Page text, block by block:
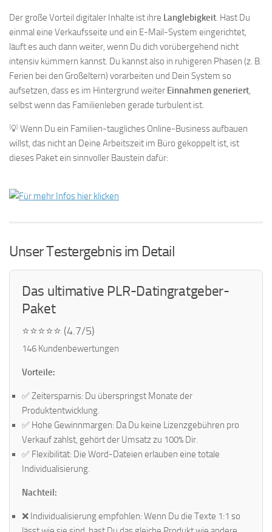
Der große Vorteil digitaler Inhalte ist ihre Langlebigkeit. Hast Du
einmal eine Verkaufsseite und ein E-Mail-System eingerichtet,
läuft es auch dann weiter, wenn Du dich vorübergehend nicht
intensiv kümmern kannst. Du kannst also in ruhigeren Phasen (z. B.
Ferien bei den Großeltern) vorarbeiten und Dein System so
aufsetzen, dass es im Hintergrund weiter Einnahmen generiert,
selbst wenn das Familienleben gerade turbulent ist.
💡 Wenn Du ein Familien-taugliches Online-Business aufbauen
willst, das nicht an Deine Arbeitszeit im Büro gekoppelt ist, ist
dieses Paket ein sinnvoller Baustein dafür:
Unser Testergebnis im Detail
Das ultimative PLR-Datingratgeber-
Paket
⭐⭐⭐⭐⭐ (4.7/5)
146 Kundenbewertungen
Vorteile:
✅ Zeitersparnis: Du überspringst Monate der
Produktentwicklung.
✅ Hohe Gewinnmargen: Da Du keine Lizenzgebühren pro
Verkauf zahlst, gehört der Umsatz zu 100% Dir.
✅ Flexibilität: Die Word-Dateien erlauben eine totale
Individualisierung.
Nachteil:
❌ Individualisierung empfohlen: Wenn Du die Texte 1:1 so